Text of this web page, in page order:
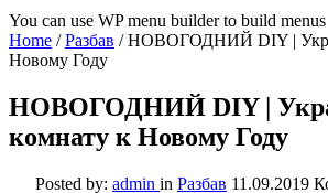
You can use WP menu builder to build menus
Home /Разбав /НОВОГОДНИЙ DIY |
Новому Году
НОВОГОДНИЙ DIY |
комнату к Новому Году
Posted by: admin in Разбав 11.09.2019